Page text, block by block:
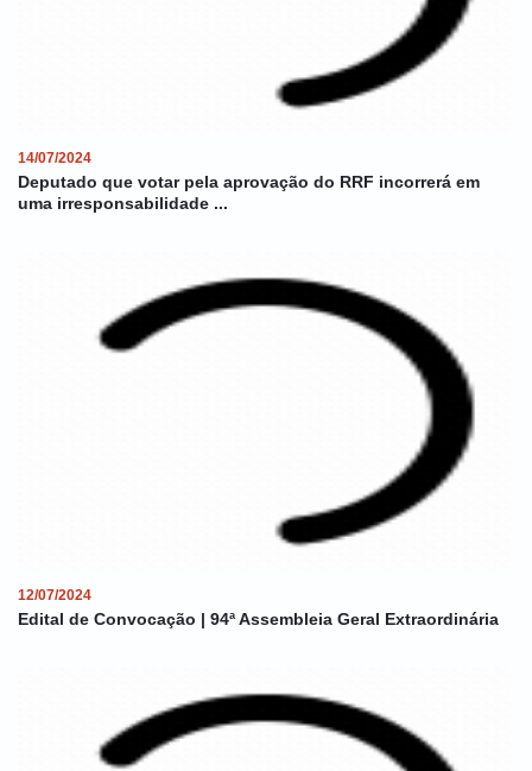
14/07/2024
Deputado que votar pela aprovação do RRF incorrerá em
uma irresponsabilidade ...
12/07/2024
Edital de Convocação | 94ª Assembleia Geral Extraordinária